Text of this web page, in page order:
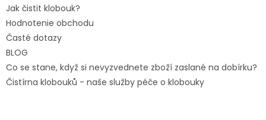
Jak čistit klobouk?
Hodnotenie obchodu
Časté dotazy
BLOG
Co se stane, když si nevyzvednete zboží zaslané na dobírku?
Čistírna klobouků - naše služby péče o klobouky